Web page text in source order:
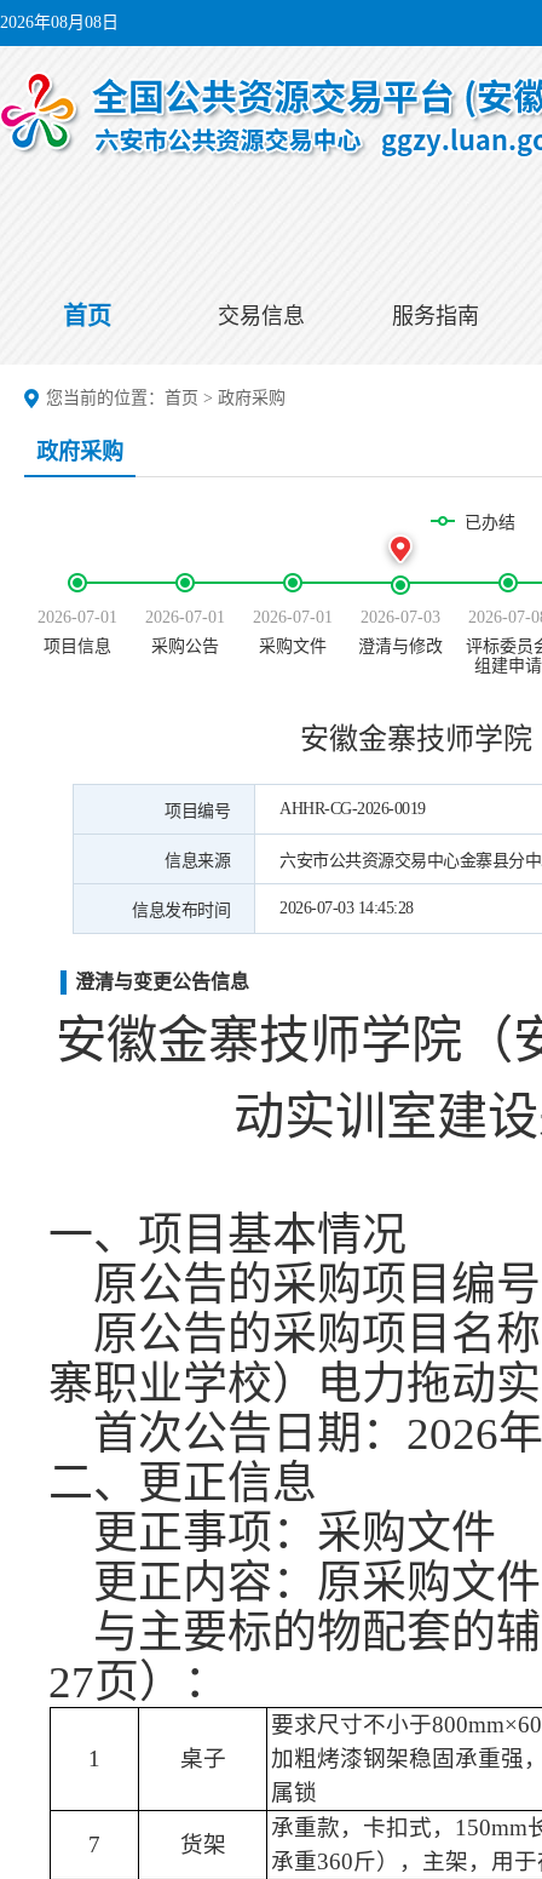
2026年08月08日
首页 交易信息 服务指南
您当前的位置： 首页 > 政府采购
政府采购
已办结
2026-07-01
项目信息
2026-07-01
采购公告
2026-07-01
采购文件
2026-07-03
澄清与修改
2026-07-
评标委员
组建申请
安徽金寨技师学
项目编号 AHHR-CG-2026-0019
信息来源 六安市公共资源交易中心金寨县分
信息发布时间 2026-07-03 14:45:28
澄清与变更公告信息
安徽金寨技师学院（
动实训室建
一、项目基本情况
原公告的采购项目编
原公告的采购项目名
寨职业学校）电力拖动
首次公告日期： 2026
二、更正信息
更正事项：采购文件
更正内容：原采购文
与主要标的物配套的
27页 ）：
1 桌子
要求尺寸不小于
加粗烤漆钢架稳固承重强
属锁
7 货架
承重款，卡扣式， 150mm
承重360斤），主架，用